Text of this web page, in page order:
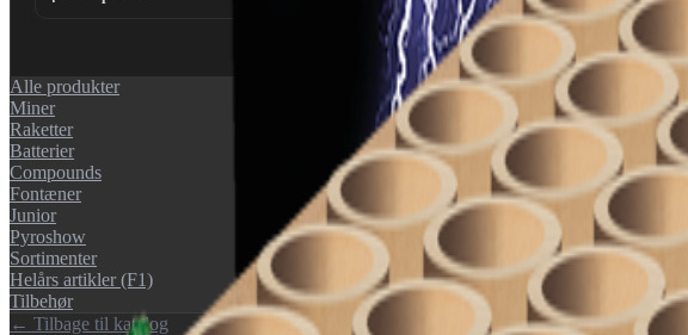
Alle produkter
Miner
Raketter
Batterier
Compounds
Fontæner
Junior
Pyroshow
Sortimenter
Helårs artikler (F1)
Tilbehør
← Tilbage til katalog